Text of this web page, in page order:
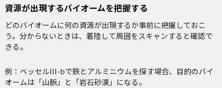
資源が出現するバイオームを把握する
どのバイオームに何の資源が出現するか事前に把握しておこ
う。分からないときは、着陸して周囲をスキャンすると確認で
きる。
例：ベッセルIII-bで鉄とアルミニウムを探す場合、目的のバイ
オームは「山脈」と「岩石砂漠」になる。